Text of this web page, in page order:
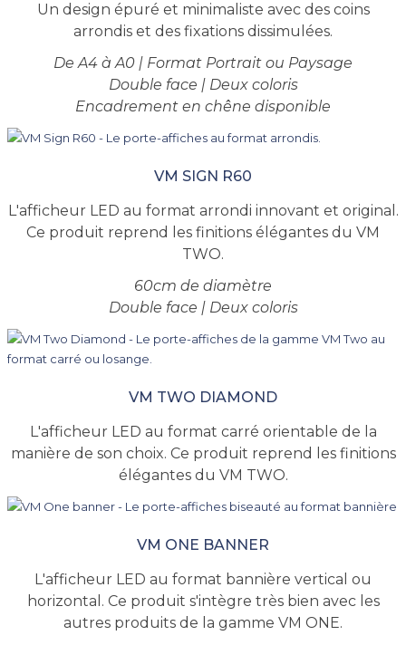
Un design épuré et minimaliste avec des coins
arrondis et des fixations dissimulées.
De A4 à A0 | Format Portrait ou Paysage
Double face | Deux coloris
Encadrement en chêne disponible
VM SIGN R60
L'afficheur LED au format arrondi innovant et original.
Ce produit reprend les finitions élégantes du VM
TWO.
60cm de diamètre
Double face | Deux coloris
VM TWO DIAMOND
L'afficheur LED au format carré orientable de la
manière de son choix. Ce produit reprend les finitions
élégantes du VM TWO.
VM ONE BANNER
L'afficheur LED au format bannière vertical ou
horizontal. Ce produit s'intègre très bien avec les
autres produits de la gamme VM ONE.